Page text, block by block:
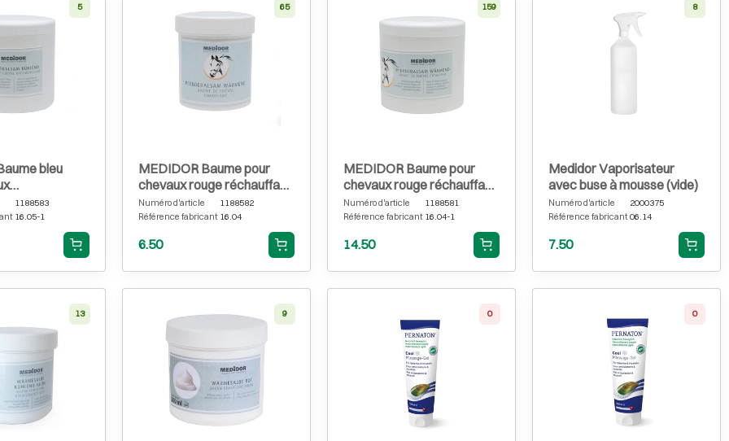
5
bleu
500 ml
1188583
16.05-1
65
MEDIDOR Baume pour
chevaux rouge réchauffant
100 ml
Numéro d'article
1188582
Référence fabricant 16.04
6.50
159
MEDIDOR Baume pour
chevaux rouge réchauffant
500 ml
Numéro d'article
1188581
Référence fabricant 16.04-1
14.50
8
Medidor Vaporisateur
avec buse à mousse (vide)
Numéro d'article
2000375
Référence fabricant 06.14
7.50
13 9 0 0